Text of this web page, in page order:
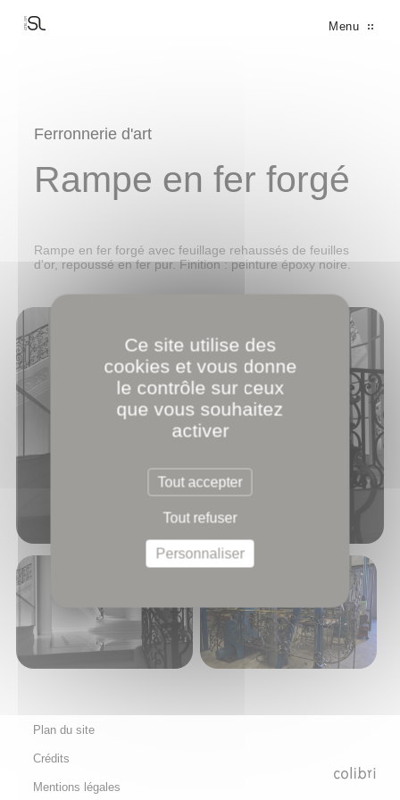
MÉTALLERIE FINE
DÉCORATION
FERRONNERIE D'ART
MENUISERIES BRONZE
Menu
Ferronnerie d'art
Rampe en fer forgé
Rampe en fer forgé avec feuillage rehaussés de feuilles
d'or, repoussé en fer pur. Finition : peinture époxy noire.
Plan du site
Crédits
Mentions légales
Ce site utilise des
cookies et vous donne
le contrôle sur ceux
que vous souhaitez
activer
Tout accepter
Tout refuser
Personnaliser